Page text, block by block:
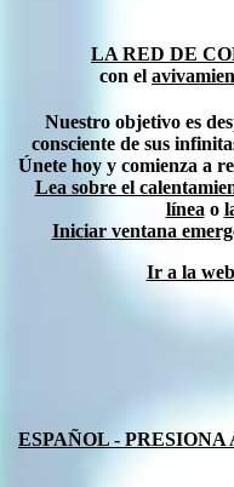
LA RED DE
con el
Nuestro objetivo es
consciente de sus
Únete hoy y comienza a
Lea sobre el
línea o
Iniciar ventana
Ir a la
ESPAÑOL - PRESIONA